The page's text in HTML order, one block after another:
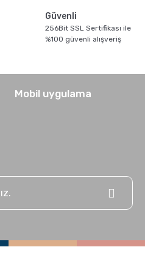
Güvenli
256Bit SSL Sertifikası ile
%100 güvenli alışveriş
Mobil uygulama